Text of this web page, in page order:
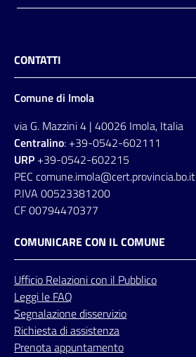
CONTATTI
Comune di Imola
via G. Mazzini 4 | 40026 Imola, Italia
Centralino: +39-0542-602111
URP +39-0542-602215
PEC comune.imola@cert.provincia.bo.it
P.IVA 00523381200
CF 00794470377
COMUNICARE CON IL COMUNE
Ufficio Relazionicon il Pubblico
Leggi le FAQ
Segnalazione disservizio
Richiesta di assistenza
Prenota appuntamento